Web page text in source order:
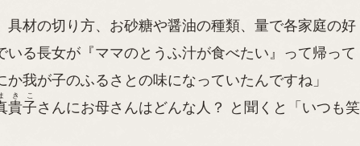
具材の切り方、お砂糖や醤油の種類、量で各家庭の好
る長女が『ママのとうふ汁が食べたい』って帰って
我が子のふるさとの味になっていたんですね」
貴子
まきこ
さんにお母さんはどんな人？ と聞くと「いつも笑